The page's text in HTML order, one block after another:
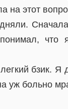
этот
бзик.
уж больно